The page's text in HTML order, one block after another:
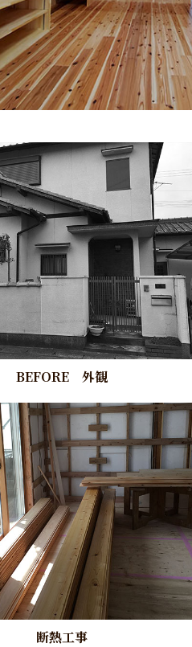
BEFORE 外観
断熱工事